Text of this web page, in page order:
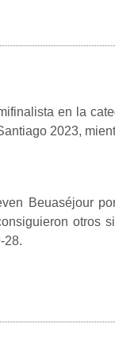
en la
2023,
Beuaséjour
otros
28.